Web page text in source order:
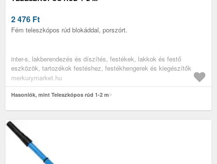
2 476 Ft
Fém teleszkópos rúd blokáddal, porszórt.
inter-s, lakberendezés és díszítés, festékek, lakkok és festő
eszközök, tartozékok festéshez, festékhengerek és kiegészítők
merkurymarket.hu
Hasonlók, mint Teleszkópos rúd 1-2 m